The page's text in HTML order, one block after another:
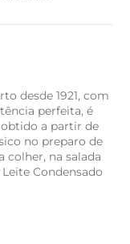
desde 1921, com
perfeita, é
a partir de
no preparo de
colher, na salada
Condensado